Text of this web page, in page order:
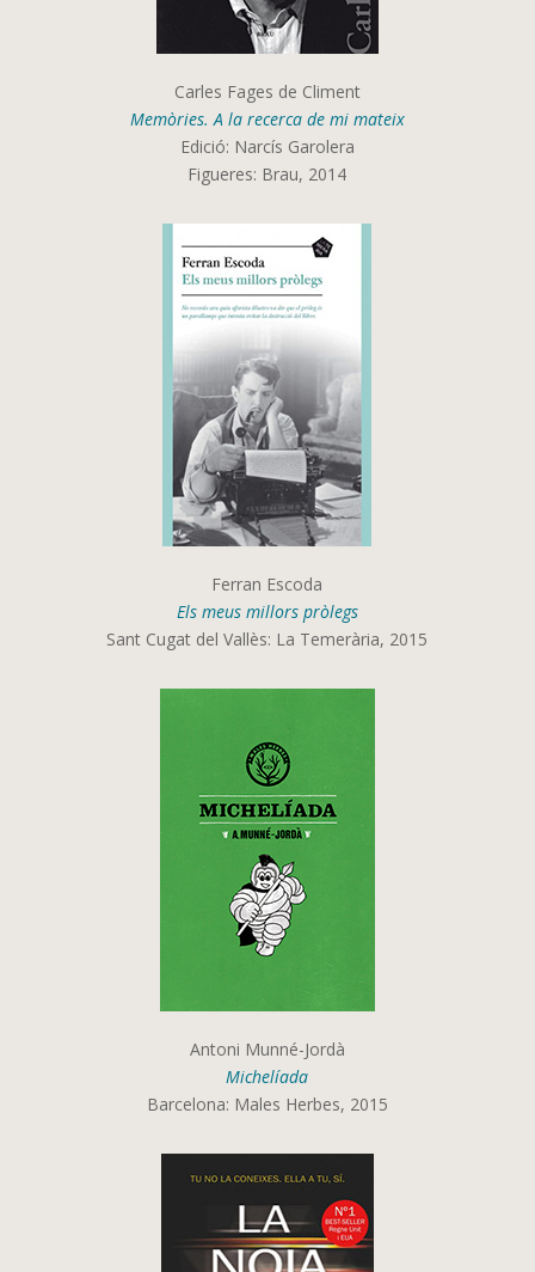
Carles Fages de Climent
Memòries. A la recerca de mi mateix
Edició: Narcís Garolera
Figueres: Brau, 2014
Ferran Escoda
Els meus millors pròlegs
Sant Cugat del Vallès: La Temerària, 2015
Antoni Munné-Jordà
Michelíada
Barcelona: Males Herbes, 2015